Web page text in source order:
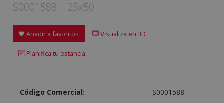
S0001588 | 25x50
Añadir a favoritos Visualiza en 3D
Planifica tu estancia
Código Comercial: S0001588